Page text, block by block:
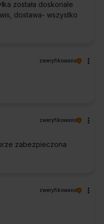
została doskonale
dostawa- wszystko
zweryfikowano
zweryfikowano
zabezpieczona
zweryfikowano